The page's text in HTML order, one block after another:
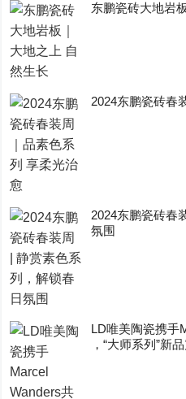
东鹏瓷砖大地岩
2024东鹏瓷砖春
2024东鹏瓷砖春
氛围
LD唯美陶瓷携手
，“大师系列”新